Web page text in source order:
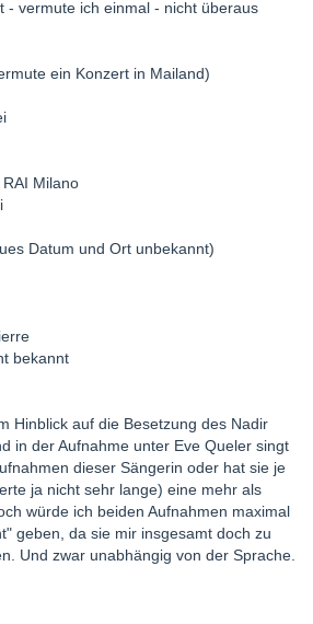
- vermute ich einmal - nicht überaus
ein Konzert in Mailand)
Milano
Datum und Ort unbekannt)
bekannt
Hinblick auf die Besetzung des Nadir
in der Aufnahme unter Eve Queler singt
dieser Sängerin oder hat sie je
ja nicht sehr lange) eine mehr als
würde ich beiden Aufnahmen maximal
geben, da sie mir insgesamt doch zu
Und zwar unabhängig von der Sprache.